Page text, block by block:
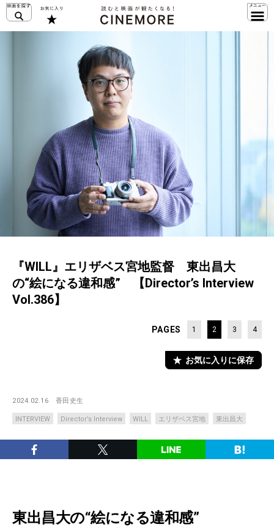
『WILL』エリザベス宮地監督 東出昌大
の“絵になる違和感” 【Director’s Interview
Vol.386】
PAGES 1 2 3 4
お気に入りに保存
2024.02.16 香田史生
INTERVIEW Director’s Interview WILL エリザベス宮地 東出昌大
東出昌大の“絵になる違和感”